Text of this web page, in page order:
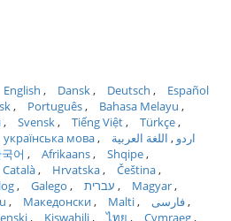
English Dansk Deutsch
Español
Português
Bahasa Melayu
Svensk Tiếng Việt
Türkçe
українська мова اردو
اللغة العربية
어 Afrikaans
Shqipe
Català Hrvatska
Čeština
Galego עברית
Magyar
Македонски Malti
فارسی
Kiswahili ไทย Cymraeg